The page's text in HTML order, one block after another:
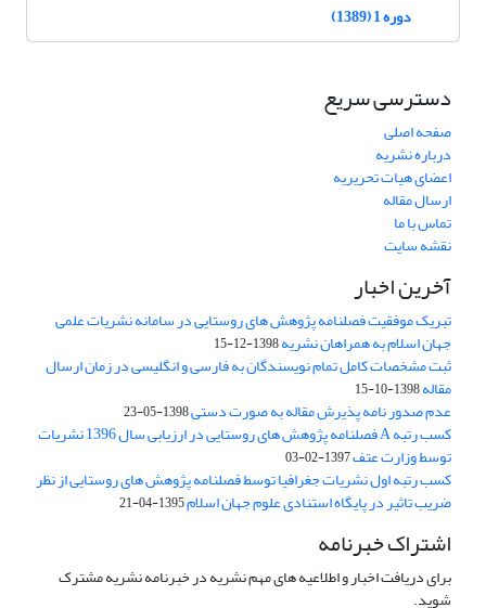
دوره 1 (1389)
دسترسی سریع
صفحه اصلی
درباره نشریه
اعضای هیات تحریریه
ارسال مقاله
تماس با ما
نقشه سایت
آخرین اخبار
تبریک موفقیت فصلنامه پژوهش های روستایی در سامانه نشریات علمی
جهان اسلام به همراهان نشریه1398-12-15
ثبت مشخصات کامل تمام نویسندگان به فارسی و انگلیسی در زمان ارسال
مقاله1398-10-15
عدم صدور نامه پذیرش مقاله به صورت دستی1398-05-23
کسب رتبه A فصلنامه پژوهش های روستایی در ارزیابی سال 1396 نشریات
توسط وزارت عتف1397-02-03
کسب رتبه اول نشریات جغرافیا توسط فصلنامه پژوهش های روستایی از نظر
ضریب تاثیر در پایگاه استنادی علوم جهان اسلام1395-04-21
اشتراک خبرنامه
برای دریافت اخبار و اطلاعیه های مهم نشریه در خبرنامه نشریه مشترک
شوید.